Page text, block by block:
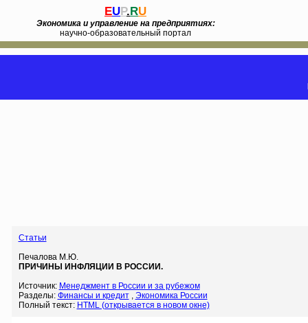
EUP.RU
Экономика и управление на предприятиях:
научно-образовательный портал
Статьи
Печалова М.Ю.
ПРИЧИНЫ ИНФЛЯЦИИ В РОССИИ.
Источник: Менеджмент в России и за рубежом
Разделы: Финансы и кредит, Экономика России
Полный текст: HTML (открывается в новом окне)